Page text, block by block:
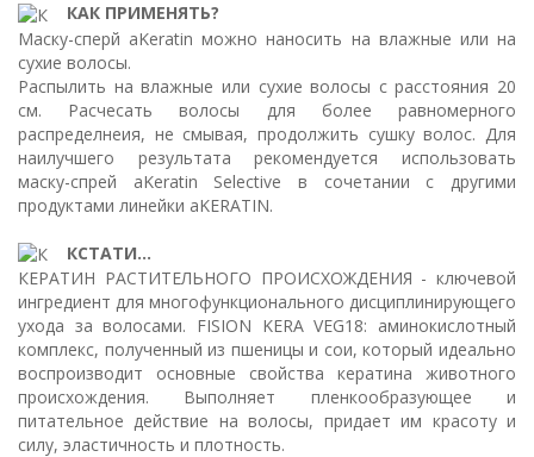
КАК ПРИМЕНЯТЬ?
Маску-сперй aKeratin можно наносить на влажные или на
сухие волосы.
Распылить на влажные или сухие волосы с расстояния 20
см. Расчесать волосы для более равномерного
распределнеия, не смывая, продолжить сушку волос. Для
наилучшего результата рекомендуется использовать
маску-спрей aKeratin Selective в сочетании с другими
продуктами линейки aKERATIN.
КСТАТИ...
КЕРАТИН РАСТИТЕЛЬНОГО ПРОИСХОЖДЕНИЯ - ключевой
ингредиент для многофункционального дисциплинирующего
ухода за волосами. FISION KERA VEG18: аминокислотный
комплекс, полученный из пшеницы и сои, который идеально
воспроизводит основные свойства кератина животного
происхождения. Выполняет пленкообразующее и
питательное действие на волосы, придает им красоту и
силу, эластичность и плотность.